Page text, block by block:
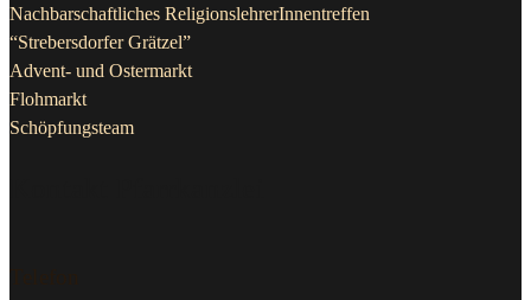
Nachbarschaftliches ReligionslehrerInnentreffen
“Strebersdorfer Grätzel”
Advent- und Ostermarkt
Flohmarkt
Schöpfungsteam